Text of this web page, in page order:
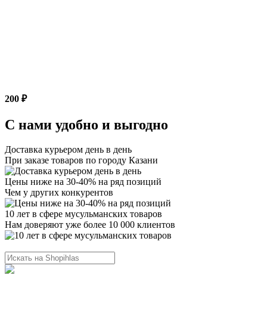
200 ₽
С нами удобно и выгодно
Доставка курьером день в день
При заказе товаров по городу Казани
Цены ниже на 30-40% на ряд позиций
Чем у других конкурентов
10 лет в сфере мусульманских товаров
Нам доверяют уже более 10 000 клиентов